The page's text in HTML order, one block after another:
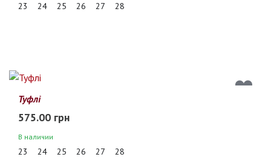
23 24 25 26 27 28
Туфлі
575.00 грн
В наличии
23 24 25 26 27 28